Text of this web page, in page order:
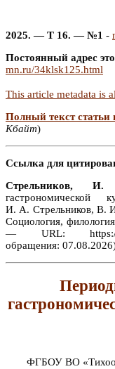
2025. — Т 16. — №1 -
Постоянный адрес
mn.ru/34klsk125.html
This article metadata is
Полный текст статьи
Кбайт)
Ссылка для
Стрельников,
И. А. Стрельников, В.
Социология,
— URL: https://
обращения:
ФГБОУ ВО